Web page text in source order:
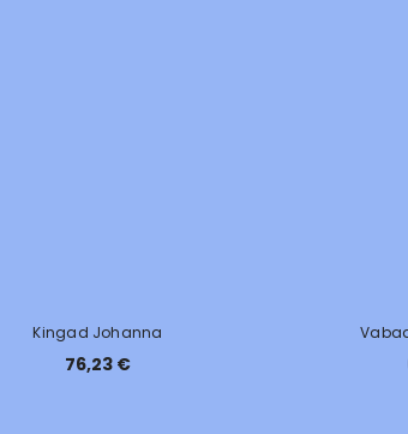
Kingad Johanna
76,23 €